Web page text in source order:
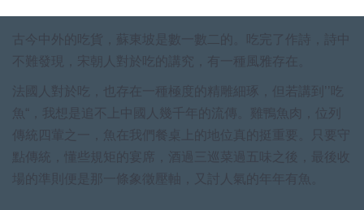
古今中外的吃貨，蘇東坡是數一數二的。吃完了作詩，詩中
不難發現，宋朝人對於吃的講究，有一種風雅存在。
法國人對於吃，也存在一種極度的精雕細琢，但若講到’’吃
魚“，我想是追不上中國人幾千年的流傳。雞鴨魚肉，位列
傳統四葷之一，魚在我們餐桌上的地位真的挺重要。只要守
點傳統，懂些規矩的宴席，酒過三巡菜過五味之後，最後收
場的準則便是那一條象徵壓軸，又討人氣的年年有魚。